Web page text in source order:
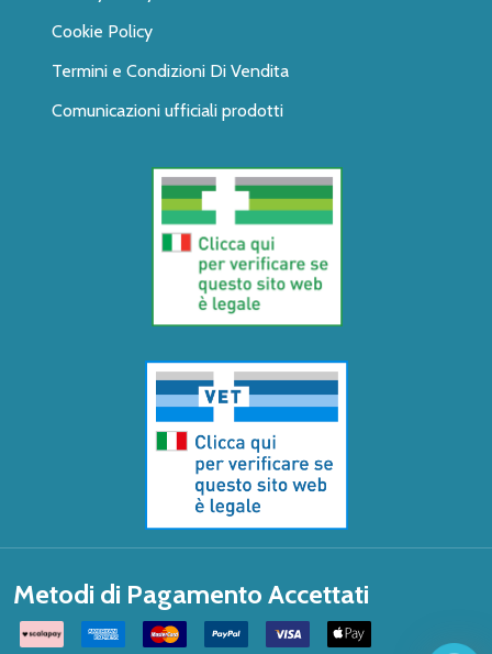
Cookie Policy
Termini e Condizioni Di Vendita
Comunicazioni ufficiali prodotti
Metodi di Pagamento Accettati